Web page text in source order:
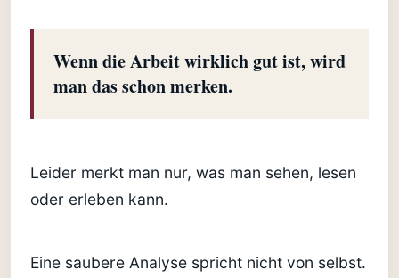
Wenn die Arbeit wirklich gut ist, wird
man das schon merken.
Leider merkt man nur, was man sehen, lesen
oder erleben kann.
Eine saubere Analyse spricht nicht von selbst.